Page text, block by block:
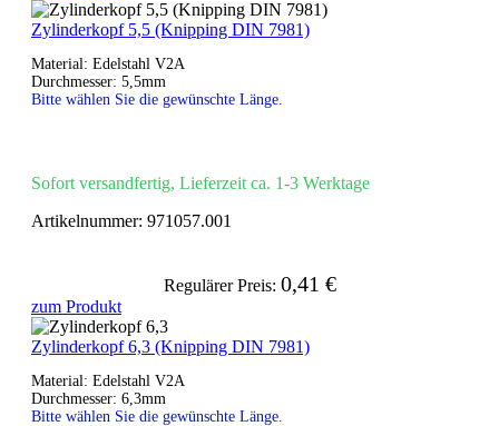
Zylinderkopf 5,5 (Knipping DIN 7981)
Material: Edelstahl V2A
Durchmesser: 5,5mm
Bitte wählen Sie die gewünschte Länge.
Sofort versandfertig, Lieferzeit ca. 1-3 Werktage
Artikelnummer: 971057.001
Regulärer Preis: 0,41 €
zum Produkt
Zylinderkopf 6,3 (Knipping DIN 7981)
Material: Edelstahl V2A
Durchmesser: 6,3mm
Bitte wählen Sie die gewünschte Länge.